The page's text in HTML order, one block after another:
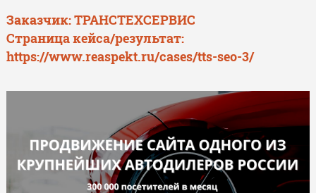
Заказчик: ТРАНСТЕХСЕРВИС
Страница кейса/результат:
https://www.reaspekt.ru/cases/tts-seo-3/